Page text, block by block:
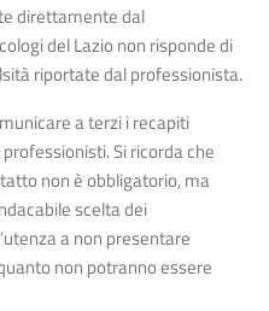
direttamente dal
del Lazio non risponde di
riportate dal professionista.
a terzi i recapiti
Si ricorda che
non è obbligatorio, ma
scelta dei
a non presentare
non potranno essere